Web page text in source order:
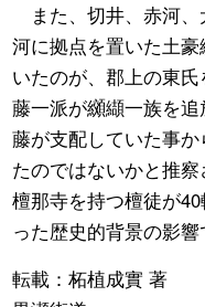
また、切井、赤河、
河に拠点を置いた土
いたのが、郡上の東
藤一派が纐纈一族を
藤が支配していた事
たのではないかと推
檀那寺を持つ檀徒が
った歴史的背景の影響
転載：柘植成實 著